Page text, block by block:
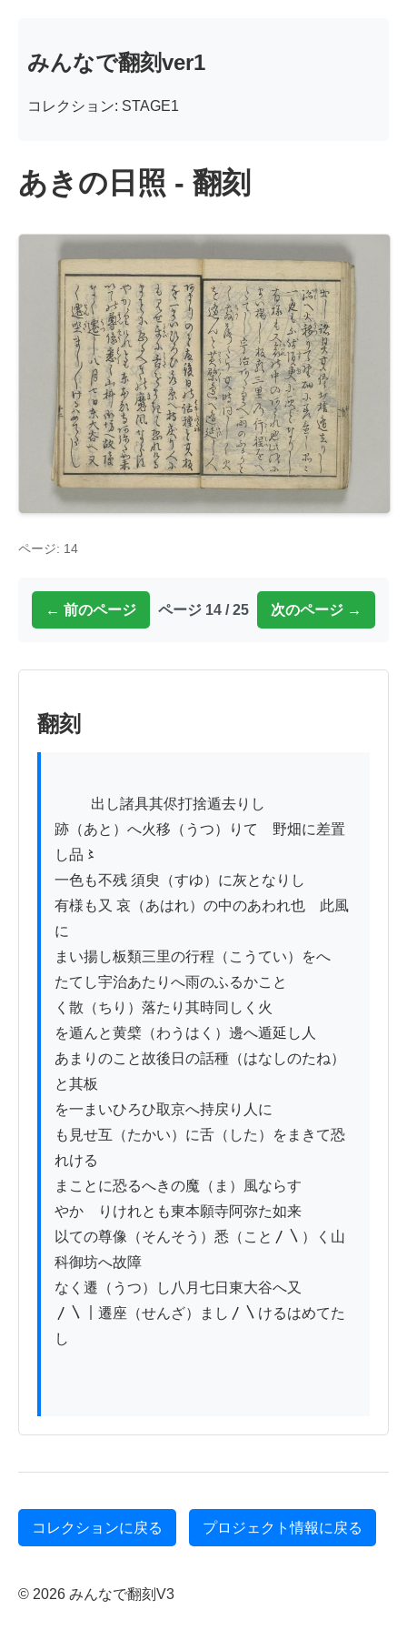
みんなで翻刻ver1
コレクション: STAGE1
あきの日照 - 翻刻
ページ: 14
← 前のページ ページ 14 / 25 次のページ →
翻刻
跡（あと）へ火移（うつ）りて　野畑に差置
し品〻
一色も不残 須臾（すゆ）に灰となりし
有様も又 哀（あはれ）の中のあわれ也　此風
に
まい揚し板類三里の行程（こうてい）をへ
たてし宇治あたりへ雨のふるかこと
く散（ちり）落たり其時同しく火
を遁んと黄檗（わうはく）邊へ遁延し人
あまりのこと故後日の話種（はなしのたね）
と其板
を一まいひろひ取京へ持戻り人に
も見せ互（たかい）に舌（した）をまきて恐
れける
まことに恐るへきの魔（ま）風ならす
やかゝりけれとも東本願寺阿弥た如来
以ての尊像（そんそう）悉（こと〳〵）く山
科御坊へ故障
なく遷（うつ）し八月七日東大谷へ又
〳〵｜遷座（せんざ）まし〳〵けるはめてた
し
コレクションに戻る プロジェクト情報に戻る
© 2026 みんなで翻刻V3